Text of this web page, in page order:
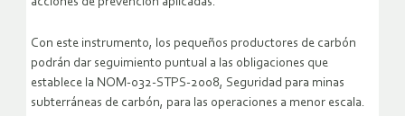
Con este instrumento, los pequeños productores de carbón
podrán dar seguimiento puntual a las obligaciones que
establece la NOM-032-STPS-2008, Seguridad para minas
subterráneas de carbón, para las operaciones a menor escala.